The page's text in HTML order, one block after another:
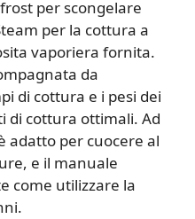
per scongelare
per la cottura a
vaporiera fornita.
da
di cottura e i pesi dei
di cottura ottimali. Ad
adatto per cuocere al
e il manuale
come utilizzare la